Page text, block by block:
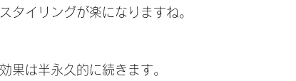
タイリングが楽になりますね。
果は半永久的に続きます。